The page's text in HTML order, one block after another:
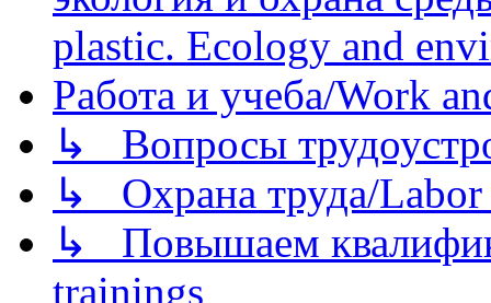
plastic. Ecology and
Работа и учеба/Work
↳ Вопросы
↳ Охрана труда/Labor
↳ Повышаем
trainings